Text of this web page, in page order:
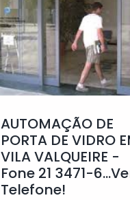
AUTOMAÇÃO DE
PORTA DE VIDRO
VILA VALQUEIRE -
Fone 21 3471-
Telefone!